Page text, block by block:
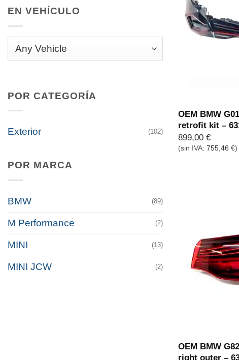
EN VEHÍCULO
POR CATEGORÍA
Exterior (102)
POR MARCA
BMW (89)
M Performance (2)
MINI (13)
MINI JCW (2)
OEM BMW
retrofit kit –
899,00 €
(sin IVA: 755,46 €)
OEM BMW
right outer –